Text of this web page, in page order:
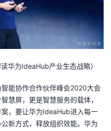
华为IdeaHub产业生态战略）
能协作合作伙伴峰会2020大会
慧屏，更是智慧服务的载体，
，要让华为IdeaHub进入每一
新方式，释放组织效能。华为